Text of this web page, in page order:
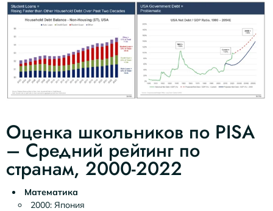
Оценка школьников по PISA
– Средний рейтинг по
странам, 2000-2022
Математика
2000: Япония